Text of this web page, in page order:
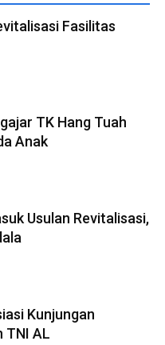
Fasilitas
TK Hang Tuah
Anak
Usulan Revitalisasi,
Kunjungan
TNI AL